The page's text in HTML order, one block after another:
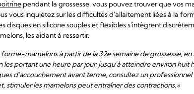
pendant la grossesse, vous pouvez trouver que vos
vous inquiétez sur les difficultés d'allaitement liées à la
disques en silicone souples et flexibles s'intègrent
les aidant à ressortir.
mamelons à partir de la 32e semaine de grossesse,
les portant une heure par jour, jusqu'à atteindre environ huit
d'accouchement avant terme, consultez un
stimuler les mamelons peut entraîner des contractions.»